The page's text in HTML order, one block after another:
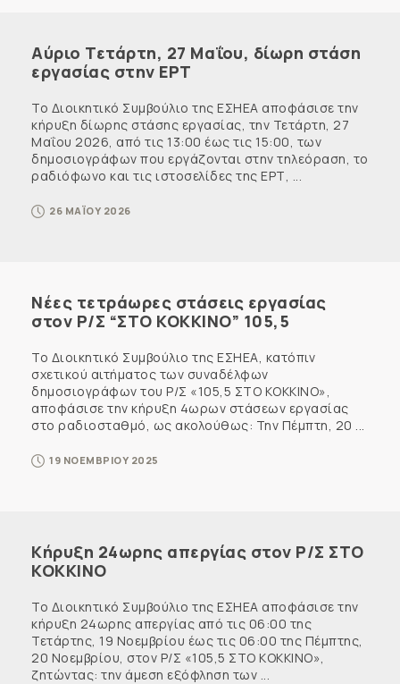
Αύριο Τετάρτη, 27 Μαΐου, δίωρη στάση
εργασίας στην ΕΡΤ
Το Διοικητικό Συμβούλιο της ΕΣΗΕΑ αποφάσισε την
κήρυξη δίωρης στάσης εργασίας, την Τετάρτη, 27
Μαΐου 2026, από τις 13:00 έως τις 15:00, των
δημοσιογράφων που εργάζονται στην τηλεόραση, το
ραδιόφωνο και τις ιστοσελίδες της ΕΡΤ, ...
26 ΜΑΪΟΥ 2026
Νέες τετράωρες στάσεις εργασίας
στον Ρ/Σ “ΣΤΟ ΚΟΚΚΙΝΟ” 105,5
Το Διοικητικό Συμβούλιο της ΕΣΗΕΑ, κατόπιν
σχετικού αιτήματος των συναδέλφων
δημοσιογράφων του Ρ/Σ «105,5 ΣΤΟ ΚΟΚΚΙΝΟ»,
αποφάσισε την κήρυξη 4ωρων στάσεων εργασίας
στο ραδιοσταθμό, ως ακολούθως: Την Πέμπτη, 20 ...
19 ΝΟΕΜΒΡΙΟΥ 2025
Κήρυξη 24ωρης απεργίας στον Ρ/Σ ΣΤΟ
ΚΟΚΚΙΝΟ
Το Διοικητικό Συμβούλιο της ΕΣΗΕΑ αποφάσισε την
κήρυξη 24ωρης απεργίας από τις 06:00 της
Τετάρτης, 19 Νοεμβρίου έως τις 06:00 της Πέμπτης,
20 Νοεμβρίου, στον Ρ/Σ «105,5 ΣΤΟ ΚΟΚΚΙΝΟ»,
ζητώντας: την άμεση εξόφληση των ...